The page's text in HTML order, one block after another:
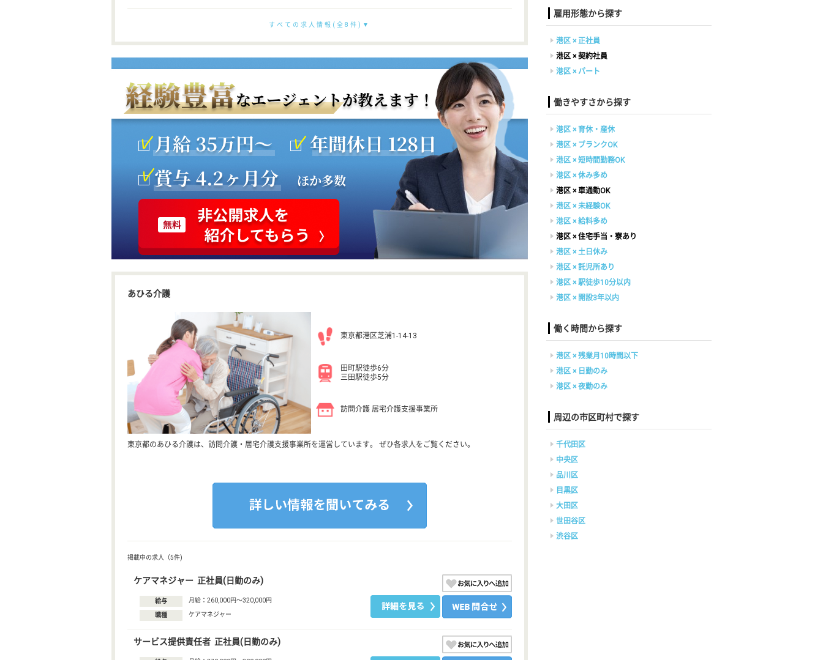
すべての求人情報(全8件)
あひる介護
東京都港区芝浦1-14-13
田町駅徒歩6分
三田駅徒歩5分
訪問介護 居宅介護支援事業所
東京都のあひる介護は、訪問介護・居宅介護支援事業所を運営しています。 ぜひ各求人をご覧ください。
掲載中の求人（5件)
ケアマネジャー 正社員(日勤のみ)
給与 月給：260,000円〜320,000円
職種 ケアマネジャー
サービス提供責任者 正社員(日勤のみ)
雇用形態から探す
港区 × 正社員
港区 × 契約社員
港区 × パート
働きやすさから探す
港区 × 育休・産休
港区 × ブランクOK
港区 × 短時間勤務OK
港区 × 休み多め
港区 × 車通勤OK
港区 × 未経験OK
港区 × 給料多め
港区 × 住宅手当・寮あり
港区 × 土日休み
港区 × 託児所あり
港区 × 駅徒歩10分以内
港区 × 開設3年以内
働く時間から探す
港区 × 残業月10時間以下
港区 × 日勤のみ
港区 × 夜勤のみ
周辺の市区町村で探す
千代田区
中央区
品川区
目黒区
大田区
世田谷区
渋谷区